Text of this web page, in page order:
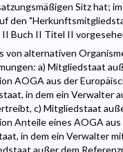
Sitz hat;
den
Buch II Titel II
alternativen
a) Mitgliedstaat
AOGA aus der
in dem ein Verwalter
c) Mitgliedstaat
Anteile eines AOGA
in dem ein Verwalter